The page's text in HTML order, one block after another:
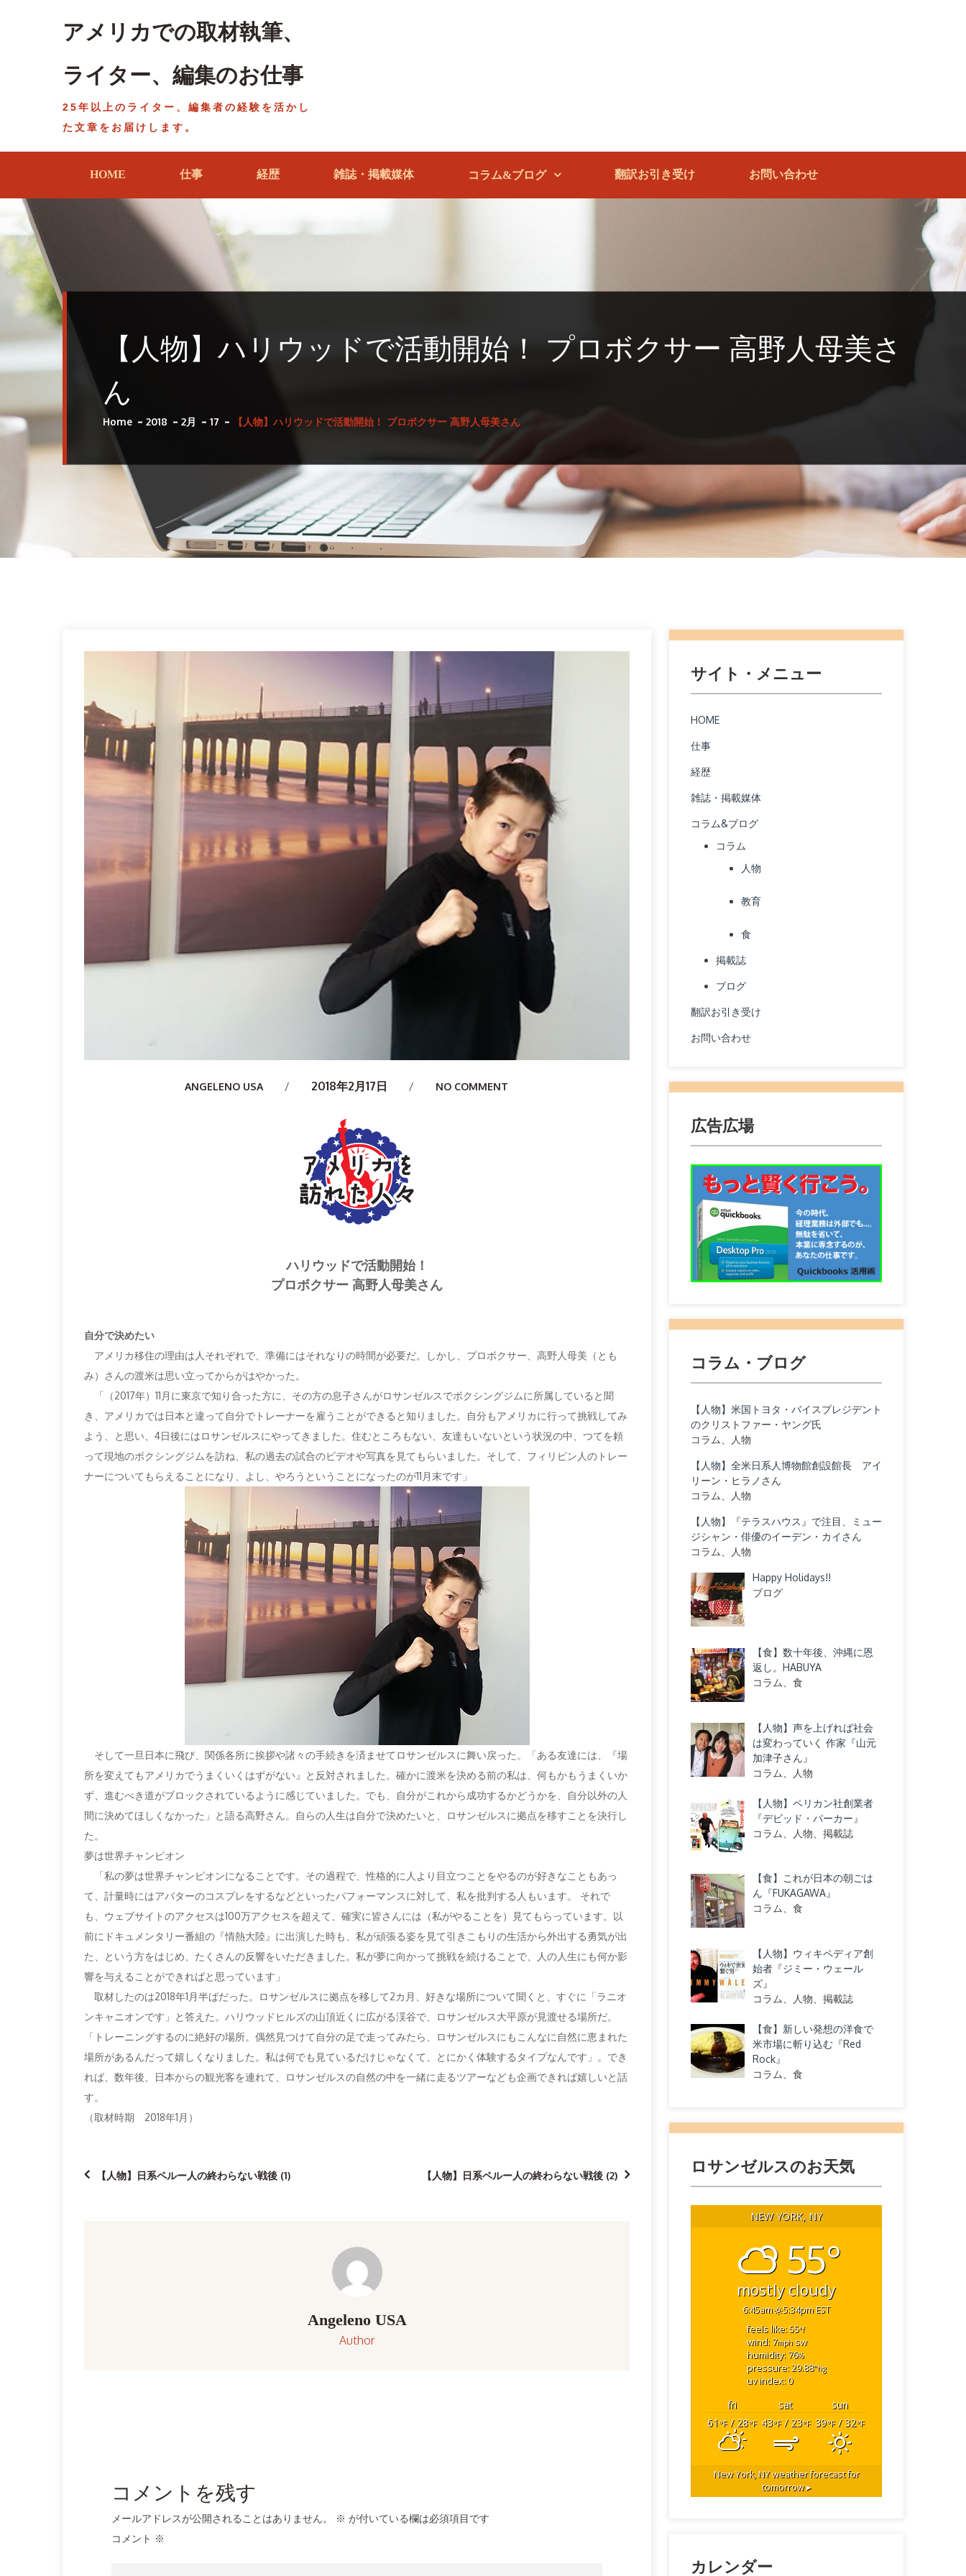
アメリカでの取材執筆、
ライター、編集のお仕事
25年以上のライター、編集者の経験を活かし
た文章をお届けします。
HOME 仕事 経歴 雑誌・掲載媒体 コラム&ブログ 翻訳お引き受け お問い合わせ
【人物】ハリウッドで活動開始！ プロボクサー 高野人母美さ
ん
Home 2018 2月 17 【人物】ハリウッドで活動開始！ プロボクサー 高野人母美さん
Author
ANGELENO USA 2018年2月17日 NO COMMENT
ハリウッドで活動開始！
プロボクサー 高野人母美さん
自分で決めたい
アメリカ移住の理由は人それぞれで、準備にはそれなりの時間が必要だ。しかし、プロボクサー、高野人母美（とも
み）さんの渡米は思い立ってからがはやかった。
「（2017年）11月に東京で知り合った方に、その方の息子さんがロサンゼルスでボクシングジムに所属していると聞
き、アメリカでは日本と違って自分でトレーナーを雇うことができると知りました。自分もアメリカに行って挑戦してみ
よう、と思い、4日後にはロサンゼルスにやってきました。住むところもない、友達もいないという状況の中、つてを頼
って現地のボクシングジムを訪ね、私の過去の試合のビデオや写真を見てもらいました。そして、フィリピン人のトレー
ナーについてもらえることになり、よし、やろうということになったのが11月末です」
そして一旦日本に飛び、関係各所に挨拶や諸々の手続きを済ませてロサンゼルスに舞い戻った。「ある友達には、『場
所を変えてもアメリカでうまくいくはずがない』と反対されました。確かに渡米を決める前の私は、何もかもうまくいか
ず、進むべき道がブロックされているように感じていました。でも、自分がこれから成功するかどうかを、自分以外の人
間に決めてほしくなかった」と語る高野さん。自らの人生は自分で決めたいと、ロサンゼルスに拠点を移すことを決行し
た。
夢は世界チャンピオン
「私の夢は世界チャンピオンになることです。その過程で、性格的に人より目立つことをやるのが好きなこともあっ
て、計量時にはアバターのコスプレをするなどといったパフォーマンスに対して、私を批判する人もいます。 それで
も、ウェブサイトのアクセスは100万アクセスを超えて、確実に皆さんには（私がやることを）見てもらっています。以
前にドキュメンタリー番組の『情熱大陸』に出演した時も、私が頑張る姿を見て引きこもりの生活から外出する勇気が出
た、という方をはじめ、たくさんの反響をいただきました。私が夢に向かって挑戦を続けることで、人の人生にも何か影
響を与えることができればと思っています」
取材したのは2018年1月半ばだった。ロサンゼルスに拠点を移して2カ月、好きな場所について聞くと、すぐに「ラニオ
ンキャニオンです」と答えた。ハリウッドヒルズの山頂近くに広がる渓谷で、ロサンゼルス大平原が見渡せる場所だ。
「トレーニングするのに絶好の場所。偶然見つけて自分の足で走ってみたら、ロサンゼルスにもこんなに自然に恵まれた
場所があるんだって嬉しくなりました。私は何でも見ているだけじゃなくて、とにかく体験するタイプなんです」。でき
れば、数年後、日本からの観光客を連れて、ロサンゼルスの自然の中を一緒に走るツアーなども企画できれば嬉しいと話
す。
（取材時期 2018年1月）
投【人物】日系ペルー人の終わらない戦後 (1) 【人物】日系ペルー人の終わらない戦後 (2)
Angeleno USA
Author
コメントを残す
メールアドレスが公開されることはありません。 ※ が付いている欄は必須項目です
コメント ※
サイト・メニュー
HOME
仕事
経歴
雑誌・掲載媒体
コラム&ブログ
コラム
人物
教育
食
掲載誌
ブログ
翻訳お引き受け
お問い合わせ
広告広場
コラム・ブログ
【人物】米国トヨタ・バイスプレジデント
のクリストファー・ヤング氏
コラム、人物
【人物】全米日系人博物館創設館長 アイ
リーン・ヒラノさん
コラム、人物
【人物】『テラスハウス』で注目、ミュー
ジシャン・俳優のイーデン・カイさん
コラム、人物
Happy Holidays!!
ブログ
【食】数十年後、沖縄に恩
返し。HABUYA
コラム、食
【人物】声を上げれば社会
は変わっていく 作家『山元
加津子さん』
コラム、人物
【人物】ペリカン社創業者
『デビッド・パーカー』
コラム、人物、掲載誌
【食】これが日本の朝ごは
ん『FUKAGAWA』
コラム、食
【人物】ウィキペディア創
始者『ジミー・ウェール
ズ』
コラム、人物、掲載誌
【食】新しい発想の洋食で
米市場に斬り込む『Red
Rock』
コラム、食
ロサンゼルスのお天気
NEW YORK, NY
55°
mostly cloudy
6:45am 5:34pm EST
feels like: 55°f
wind: 7mph sw
humidity: 76%
pressure: 29.88"hg
uv index: 0
fri sat
sun
61 °F/ 28°F 43°F/ 23°F 39°F/ 32°F
New York, NYweather forecast for
tomorrow ▸
カレンダー